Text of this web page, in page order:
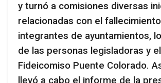
y turnó a comisiones diversas
relacionadas con el
integrantes de ayuntamientos,
de las personas legisladoras y el
Fideicomiso Puente Colorado.
llevó a cabo el informe de la